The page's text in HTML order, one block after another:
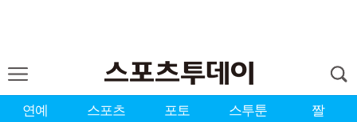
연예 스포츠 포토 스투툰 짤